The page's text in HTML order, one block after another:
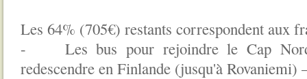
Les 64% (705€) restants correspondent aux
- Les bus pour rejoindre le Cap Nord
redescendre en Finlande (jusqu'à Rovaniemi)